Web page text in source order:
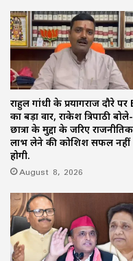
राहुल गांधी के प्रयागराज दौरे पर
का बड़ा वार, राकेश त्रिपाठी बोले-
छात्रों के मुद्दों के जरिए राजनीतिक
लाभ लेने की कोशिश सफल नहीं
होगी.
August 8, 2026